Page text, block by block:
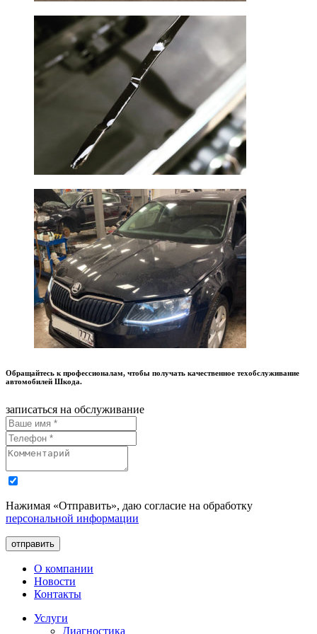
Обращайтесь к профессионалам, чтобы получать качественное техобслуживание
автомобилей Шкода.
записаться на обслуживание
Нажимая «Отправить», даю согласие на обработку
персональной информации
отправить
О компании
Новости
Контакты
Услуги
Диагностика